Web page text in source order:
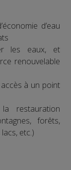
d’eau
les eaux, et
renouvelable
à un point
restauration
forêts,
etc.)